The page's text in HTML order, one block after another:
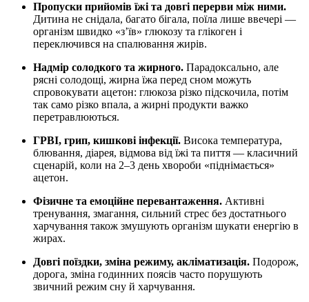
Пропуски прийомів їжі та довгі перерви між ними.
Дитина не снідала, багато бігала, поїла лише ввечері —
організм швидко «з’їв» глюкозу та глікоген і
переключився на спалювання жирів.
Надмір солодкого та жирного. Парадоксально, але
рясні солодощі, жирна їжа перед сном можуть
спровокувати ацетон: глюкоза різко підскочила, потім
так само різко впала, а жирні продукти важко
перетравлюються.
ГРВІ, грип, кишкові інфекції. Висока температура,
блювання, діарея, відмова від їжі та пиття — класичний
сценарій, коли на 2–3 день хвороби «піднімається»
ацетон.
Фізичне та емоційне перевантаження. Активні
тренування, змагання, сильний стрес без достатнього
харчування також змушують організм шукати енергію в
жирах.
Довгі поїздки, зміна режиму, акліматизація. Подорож,
дорога, зміна годинних поясів часто порушують
звичний режим сну й харчування.